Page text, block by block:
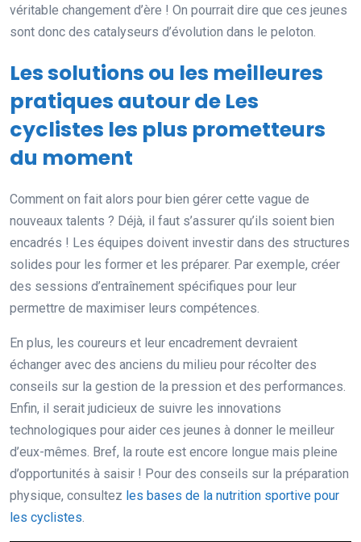
véritable changement d’ère ! On pourrait dire que ces jeunes
sont donc des catalyseurs d’évolution dans le peloton.
Les solutions ou les meilleures
pratiques autour de Les
cyclistes les plus prometteurs
du moment
Comment on fait alors pour bien gérer cette vague de
nouveaux talents ? Déjà, il faut s’assurer qu’ils soient bien
encadrés ! Les équipes doivent investir dans des structures
solides pour les former et les préparer. Par exemple, créer
des sessions d’entraînement spécifiques pour leur
permettre de maximiser leurs compétences.
En plus, les coureurs et leur encadrement devraient
échanger avec des anciens du milieu pour récolter des
conseils sur la gestion de la pression et des performances.
Enfin, il serait judicieux de suivre les innovations
technologiques pour aider ces jeunes à donner le meilleur
d’eux-mêmes. Bref, la route est encore longue mais pleine
d’opportunités à saisir ! Pour des conseils sur la préparation
physique, consultez les bases de la nutrition sportive pour
les cyclistes.